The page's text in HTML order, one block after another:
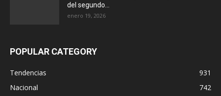
del segundo...
enero 19, 2026
POPULAR CATEGORY
Tendencias
931
Nacional
742